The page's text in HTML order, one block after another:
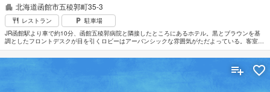
北海道函館市五稜郭町35-3
レストラン
駐車場
JR函館駅より車で約10分、函館五稜郭病院と隣接したところにあるホテル。黒とブラウンを基
調としたフロントデスクが目を引くロビーはアーバンシックな雰囲気がただよっている。客室は
デザイナーズインテリアに彩られ広々とした空間。ゆったりとくつろげる和室もある。全室イン
ターネット回線完備。星型要塞「五稜郭」まで徒歩圏内。函館空港から車で約15分。